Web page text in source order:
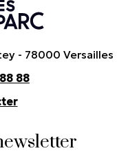
- 78000 Versailles
88